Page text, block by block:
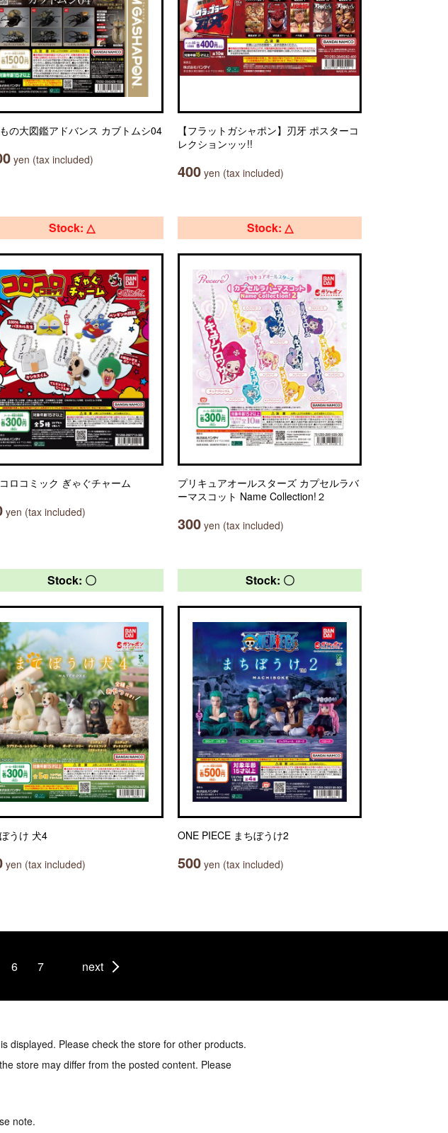
の大図鑑アドバンス カブトムシ04
yen (tax included)
【フラットガシャポン】刃牙 ポスターコ
レクションッッ!!
400 yen (tax included)
Stock: △
ロコミック ぎゃぐチャーム
yen (tax included)
Stock: △
プリキュアオールスターズ カプセルラバ
ーマスコット Name Collection!２
300 yen (tax included)
Stock: 〇
うけ 犬4
yen (tax included)
Stock: 〇
ONE PIECE まちぼうけ2
500 yen (tax included)
6 7 next
displayed. Please check the store for other products.
store may differ from the posted content. Please
note.